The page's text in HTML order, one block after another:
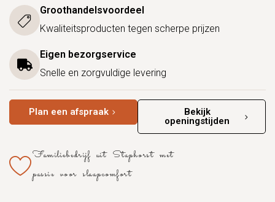
Groothandelsvoordeel
Kwaliteitsproducten tegen scherpe prijzen
Eigen bezorgservice
Snelle en zorgvuldige levering
Plan een afspraak
Bekijk
openingstijden
Familiebedrijf uit Staphorst met
passie voor slaapcomfort